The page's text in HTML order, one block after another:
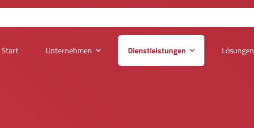
Start Unternehmen Dienstleistungen Lösungen